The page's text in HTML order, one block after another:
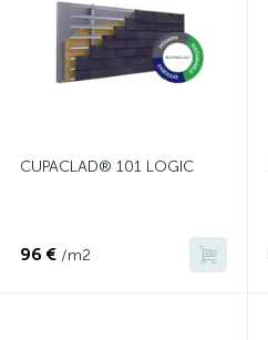
CUPACLAD® 101 LOGIC
96 € /m2